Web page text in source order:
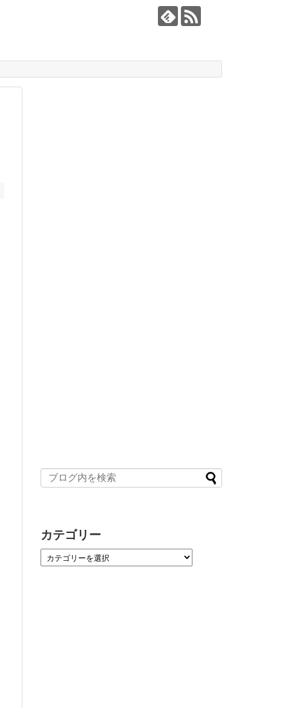
カテゴリー